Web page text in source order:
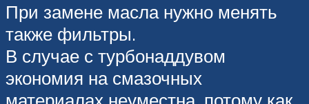
При замене масла нужно менять
также фильтры.
В случае с турбонаддувом
экономия на смазочных